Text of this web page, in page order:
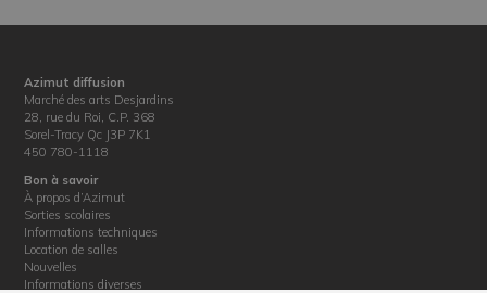
Azimut diffusion
Marché des arts Desjardins
28, rue du Roi, C.P. 368
Sorel-Tracy Qc J3P 7K1
450 780-1118
Bon à savoir
À propos d’Azimut
Sorties scolaires
Informations techniques
Location de salles
Nouvelles
Informations diverses